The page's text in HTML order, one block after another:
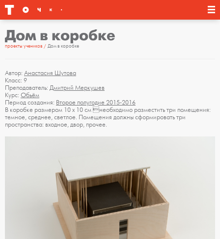
Дом в коробке
проекты учеников Дом в коробке
Автор: Анастасия Шутова
Класс: 9
Преподаватель: Дмитрий Меркушев
Курс: Обьём
Период создания: Второе полугодие 2015-2016
В коробке размером 10 х 10 см необходимо разместить три помещения:
темное, среднее, светлое. Помещения должны сформировать три
пространства: входное, двор, прочее.